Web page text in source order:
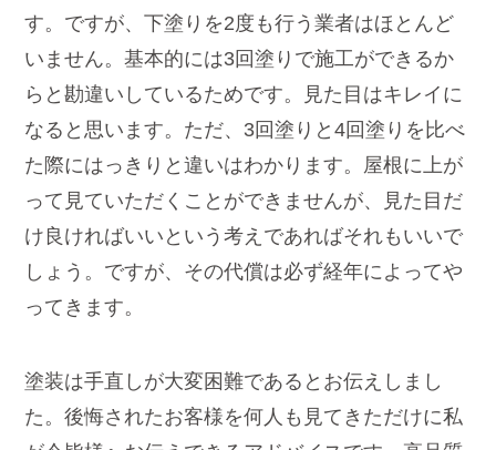
す。ですが、下塗りを2度も行う業者はほとんど
いません。基本的には3回塗りで施工ができるか
らと勘違いしているためです。見た目はキレイに
なると思います。ただ、3回塗りと4回塗りを比べ
た際にはっきりと違いはわかります。屋根に上が
って見ていただくことができませんが、見た目だ
け良ければいいという考えであればそれもいいで
しょう。ですが、その代償は必ず経年によってや
ってきます。
塗装は手直しが大変困難であるとお伝えしまし
た。後悔されたお客様を何人も見てきただけに私